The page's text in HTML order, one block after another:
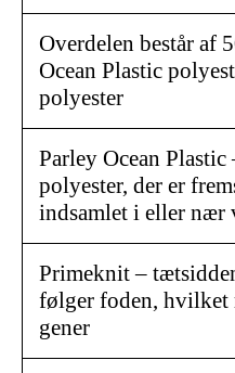
Overdelen består af
Ocean Plastic
polyester
Parley Ocean Plastic
polyester, der er
indsamlet i eller nær
Primeknit –
følger foden,
gener